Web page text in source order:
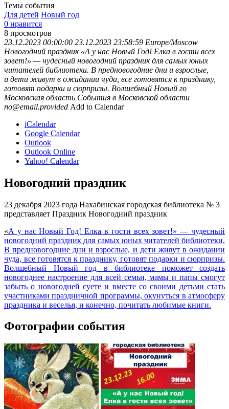
Темы события
Для детей Новый год
0 нравится
8 просмотров
23.12.2023 00:00:00 23.12.2023 23:58:59 Europe/Moscow
Новогодний праздник «А у нас Новый Год! Елка в гости всех
зовет!» — чудесный новогодний праздник для самых юных
читателей библиотеки. В предновогодние дни и взрослые,
и дети живут в ожидании чуда, все готовятся к празднику,
готовят подарки и сюрпризы. Волшебный Новый го
Московская область События в Московской области
no@email.provided Add to Calendar
iCalendar
Google Calendar
Outlook
Outlook Online
Yahoo! Calendar
Новогодний праздник
23 декабря 2023 года Нахабинская городская библиотека № 3
представляет Праздник Новогодний праздник
«А у нас Новый Год! Елка в гости всех зовет!» — чудесный
новогодний праздник для самых юных читателей библиотеки.
В предновогодние дни и взрослые, и дети живут в ожидании
чуда, все готовятся к празднику, готовят подарки и сюрпризы.
Волшебный Новый год в библиотеке поможет создать
новогоднее настроение для всей семьи, мамы и папы смогут
забыть о новогодней суете и вместе со своими детьми стать
участниками праздничной программы, окунуться в атмосферу
праздника и веселья, и конечно, почитать любимые книги.
Фотографии события